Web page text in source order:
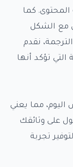
كما
مع الشكل
نقدم
تؤكد أنها
مما يعني
على وثائقك
تجربة